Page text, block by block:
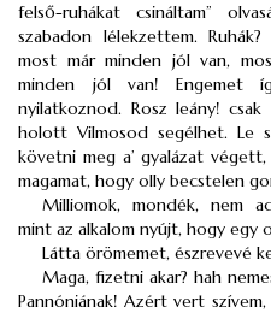
felső-ruhákat csináltam”
szabadon lélekzettem.
most már minden jól van,
minden jól van! Engemet
nyilatkoznod. Rosz leány!
holott Vilmosod segélhet. Le
követni meg a’ gyalázat
magamat, hogy olly becstelen
Milliomok, mondék, nem
mint az alkalom nyújt, hogy egy
Látta örömemet, észrevevé
Maga, fizetni akar? hah
Pannóniának! Azért vert